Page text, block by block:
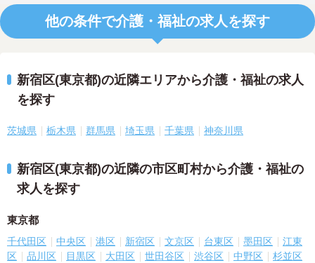
他の条件で介護・福祉の求人を探す
新宿区(東京都)の近隣エリアから介護・福祉の求人
を探す
茨城県 栃木県 群馬県 埼玉県 千葉県 神奈川県
新宿区(東京都)の近隣の市区町村から介護・福祉の
求人を探す
東京都
千代田区 中央区 港区 新宿区 文京区 台東区 墨田区
江東
区
品川区 目黒区 大田区 世田谷区 渋谷区 中野区
杉並区